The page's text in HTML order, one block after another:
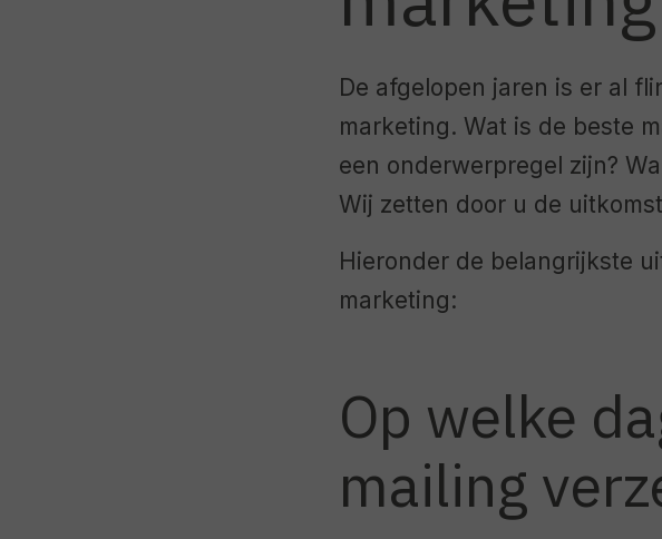
De afgelopen jaren is er al
marketing. Wat is de beste
een onderwerpregel zijn?
Wij zetten door u de
Hieronder de belangrijkste
marketing:
Op welke
mailing